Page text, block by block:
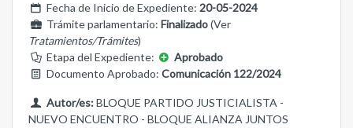
Fecha de Inicio de Expediente: 20-05-2024
Trámite parlamentario: Finalizado(Ver
Tratamientos/Trámites)
Etapa del Expediente:
Aprobado
Documento Aprobado: Comunicación 122/2024
Autor/es:BLOQUE PARTIDO JUSTICIALISTA -
NUEVO ENCUENTRO - BLOQUE ALIANZA JUNTOS